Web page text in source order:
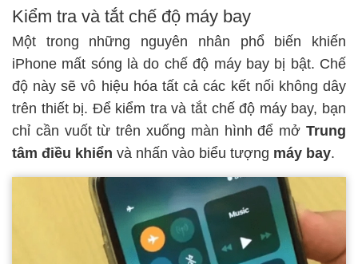
Kiểm tra và tắt chế độ máy bay
Một trong những nguyên nhân phổ biến khiến
iPhone mất sóng là do chế độ máy bay bị bật. Chế
độ này sẽ vô hiệu hóa tất cả các kết nối không dây
trên thiết bị. Để kiểm tra và tắt chế độ máy bay, bạn
chỉ cần vuốt từ trên xuống màn hình để mở Trung
tâm điều khiển và nhấn vào biểu tượng máy bay.